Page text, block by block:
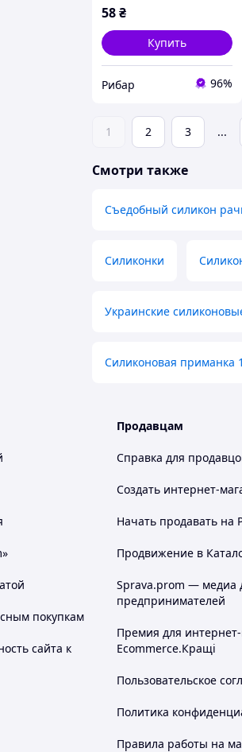
58₴
Купить
Рибар 96%
1 2 3 ...
Смотри также
Съедобный силикон
Силиконки
Украинские
Силиконовая приманка
покупкам
сайта к
Продавцам
Справка для
Создать интернет-
Начать продавать на
Продвижение в
Sprava.prom — медиа
предпринимателей
Премия для
Ecommerce.Кращі
Пользовательское
Политика
Правила работы на